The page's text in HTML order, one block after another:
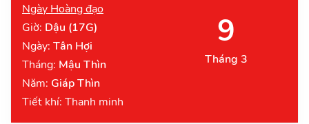
Ngày Hoàng đạo
Giờ: Dậu (17G)
Ngày: Tân Hợi
Tháng: Mậu Thìn
Năm: Giáp Thìn
Tiết khí: Thanh minh
9
Tháng 3